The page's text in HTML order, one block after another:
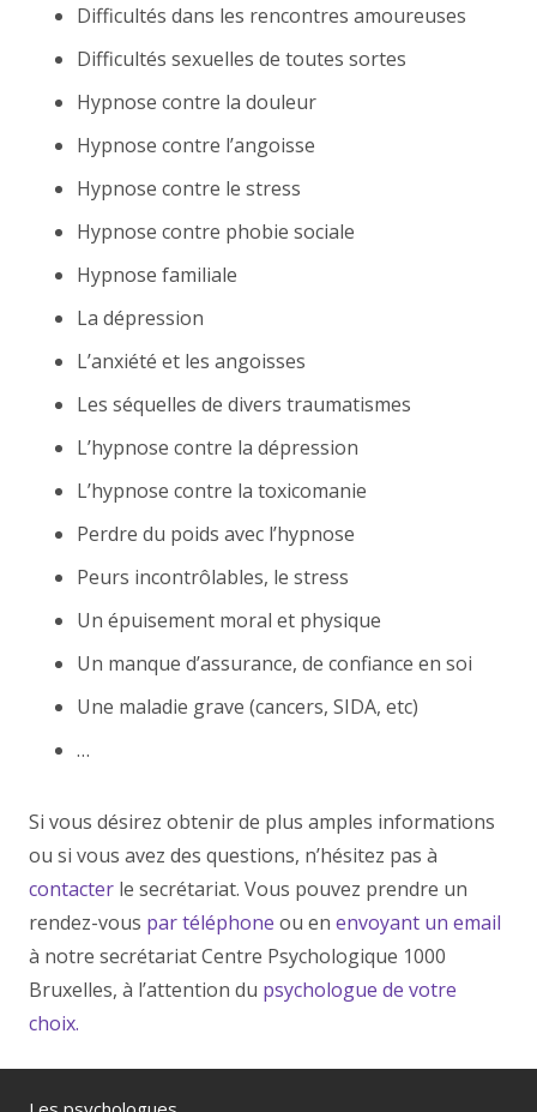
Difficultés dans les rencontres amoureuses
Difficultés sexuelles de toutes sortes
Hypnose contre la douleur
Hypnose contre l’angoisse
Hypnose contre le stress
Hypnose contre phobie sociale
Hypnose familiale
La dépression
L’anxiété et les angoisses
Les séquelles de divers traumatismes
L’hypnose contre la dépression
L’hypnose contre la toxicomanie
Perdre du poids avec l’hypnose
Peurs incontrôlables, le stress
Un épuisement moral et physique
Un manque d’assurance, de confiance en soi
Une maladie grave (cancers, SIDA, etc)
…
Si vous désirez obtenir de plus amples informations
ou si vous avez des questions, n’hésitez pas à
contacter le secrétariat. Vous pouvez prendre un
rendez-vous par téléphone ou en envoyant un email
à notre secrétariat Centre Psychologique 1000
Bruxelles, à l’attention du psychologue de votre
choix.